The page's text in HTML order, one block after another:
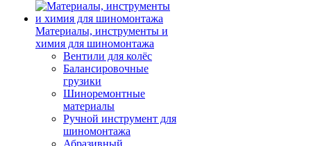
Материалы, инструменты и
химия для шиномонтажа
Вентили для колёс
Балансировочные
грузики
Шиноремонтные
материалы
Ручной инструмент для
шиномонтажа
Абразивный